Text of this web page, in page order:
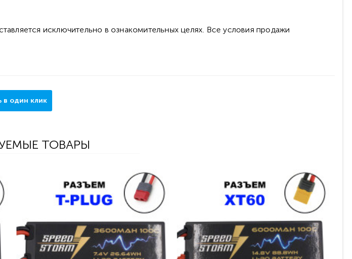
исключительно в ознакомительных целях. Все условия продажи
в один клик
ТОВАРЫ